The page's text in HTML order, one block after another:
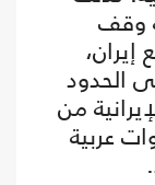
وقف
إيران،
الحدود
من
عربية